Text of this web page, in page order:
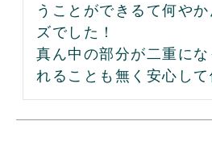
うことができるて何や
ズでした！
真ん中の部分が二重に
れることも無く安心して